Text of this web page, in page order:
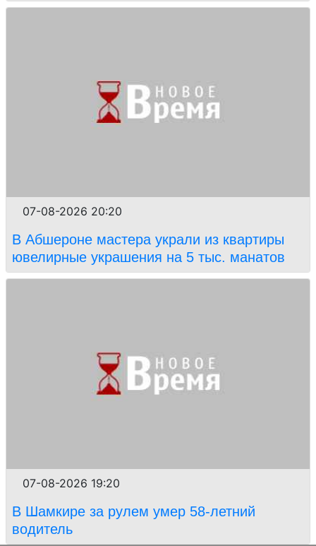
07-08-2026 20:20
В Абшероне мастера украли из квартиры
ювелирные украшения на 5 тыс. манатов
07-08-2026 19:20
В Шамкире за рулем умер 58-летний
водитель